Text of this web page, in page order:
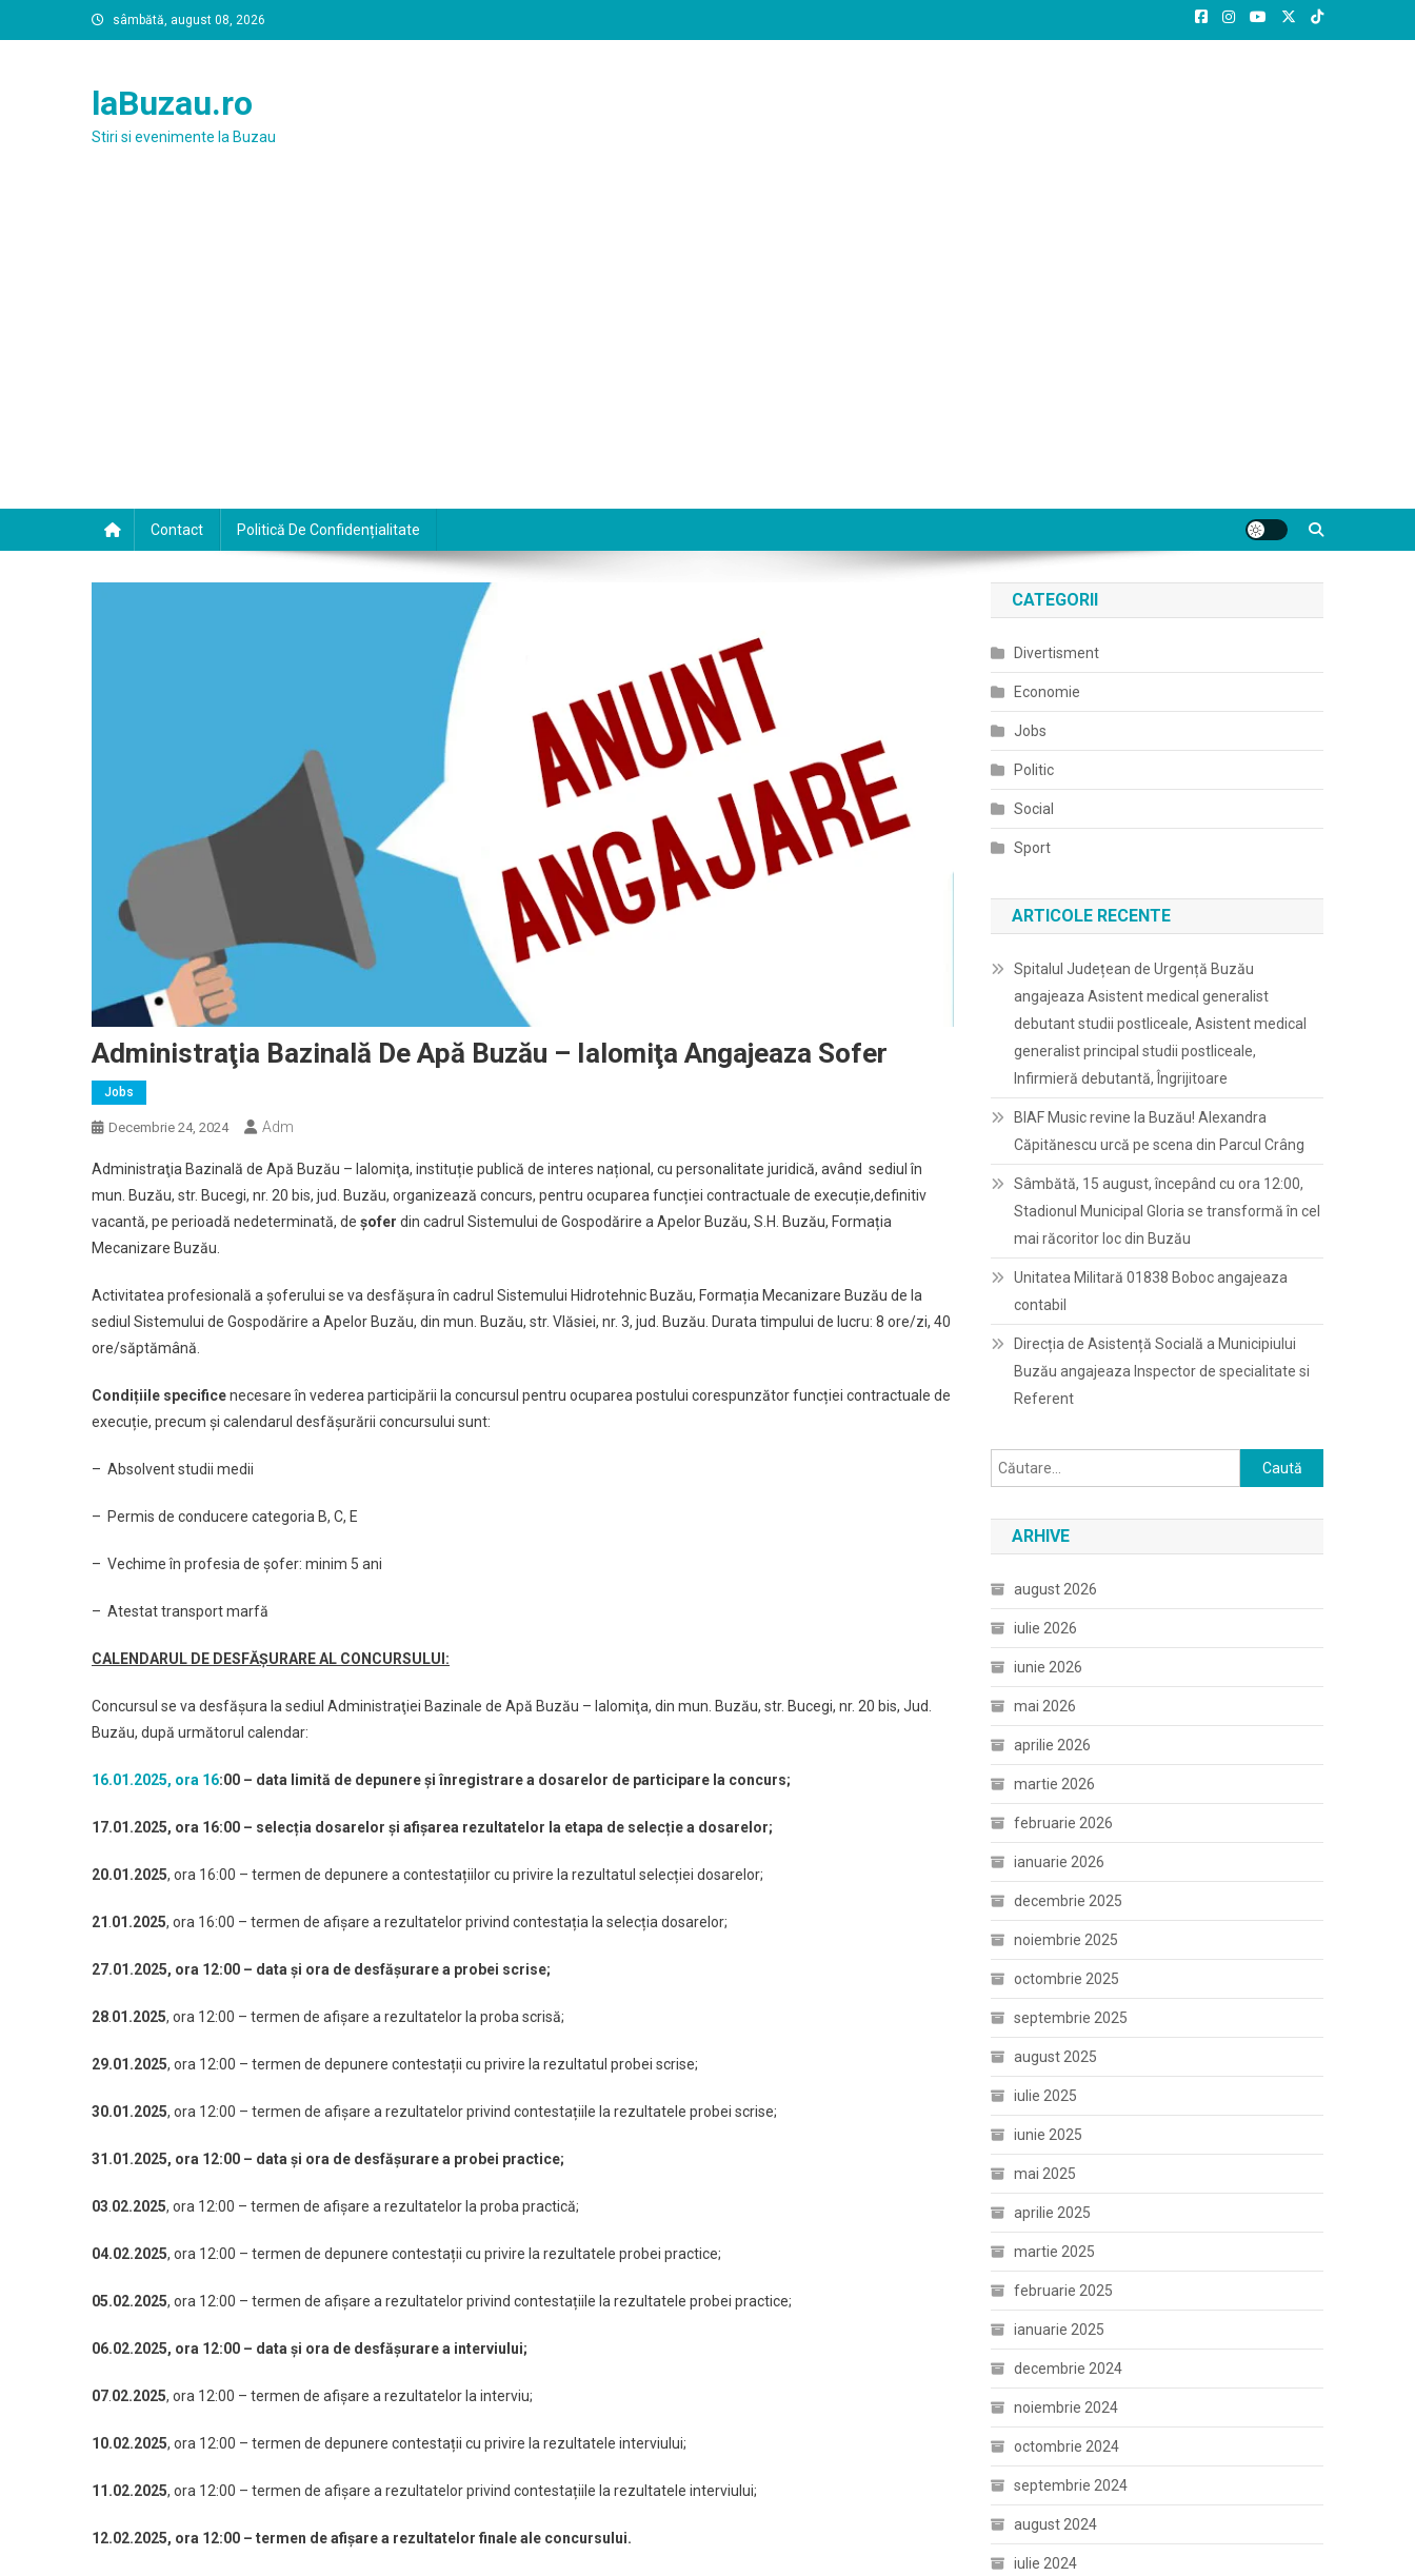
to
sâmbătă, august 08, 2026
laBuzau.ro
Stiri si evenimente la Buzau
Contact Politică De Confidențialitate
Administraţia Bazinală De Apă Buzău – Ialomiţa Angajeaza Sofer
Jobs
Decembrie 24, 2024 Adm
Administraţia Bazinală de Apă Buzău – Ialomiţa, instituție publică de interes național, cu personalitate juridică, având sediul în
mun. Buzău, str. Bucegi, nr. 20 bis, jud. Buzău, organizează concurs, pentru ocuparea funcției contractuale de execuție,definitiv
vacantă, pe perioadă nedeterminată, de șofer din cadrul Sistemului de Gospodărire a Apelor Buzău, S.H. Buzău, Formația
Mecanizare Buzău.
Activitatea profesională a șoferului se va desfășura în cadrul Sistemului Hidrotehnic Buzău, Formația Mecanizare Buzău de la
sediul Sistemului de Gospodărire a Apelor Buzău, din mun. Buzău, str. Vlăsiei, nr. 3, jud. Buzău. Durata timpului de lucru: 8 ore/zi, 40
ore/săptămână.
Condițiile specificenecesare în vederea participării la concursul pentru ocuparea postului corespunzător funcției contractuale de
execuție, precum și calendarul desfășurării concursului sunt:
– Absolvent studii medii
– Permis de conducere categoria B, C, E
– Vechime în profesia de șofer: minim 5 ani
– Atestat transport marfă
CALENDARUL DE DESFĂȘURARE AL CONCURSULUI:
Concursul se va desfăşura la sediul Administraţiei Bazinale de Apă Buzău – Ialomiţa, din mun. Buzău, str. Bucegi, nr. 20 bis, Jud.
Buzău, după următorul calendar:
16.01.2025, ora 16:00 – data limită de depunere și înregistrare a dosarelor de participare la concurs;
17.01.2025, ora 16:00 – selecția dosarelor și afișarea rezultatelor la etapa de selecție a dosarelor;
20.01.2025, ora 16:00 – termen de depunere a contestațiilor cu privire la rezultatul selecției dosarelor;
21 01.2025, ora 16:00 – termen de afișare a rezultatelor privind contestația la selecția dosarelor;
27.01.2025, ora 12:00 – data și ora de desfășurare a probei scrise;
28 01.2025, ora 12:00 – termen de afișare a rezultatelor la proba scrisă;
29.01.2025, ora 12:00 – termen de depunere contestații cu privire la rezultatul probei scrise;
30.01 .2025, ora 12:00 – termen de afișare a rezultatelor privind contestațiile la rezultatele probei scrise;
31.01.2025, ora 12:00 – data și ora de desfășurare a probei practice;
03 02.2025, ora 12:00 – termen de afișare a rezultatelor la proba practică;
04.02.2025, ora 12:00 – termen de depunere contestații cu privire la rezultatele probei practice;
05.02.2025, ora 12:00 – termen de afișare a rezultatelor privind contestațiile la rezultatele probei practice;
06.02.2025, ora 12:00 – data și ora de desfășurare a interviului;
07 02.2025, ora 12:00 – termen de afișare a rezultatelor la interviu;
10.02.2025, ora 12:00 – termen de depunere contestații cu privire la rezultatele interviului;
11.02.2025, ora 12:00 – termen de afișare a rezultatelor privind contestațiile la rezultatele interviului;
12.02.2025, ora 12:00 – termen de afișare a rezultatelor finale ale concursului.
CATEGORII
Divertisment
Economie
Jobs
Politic
Social
Sport
ARTICOLE RECENTE
Spitalul Județean de Urgență Buzău
angajeaza Asistent medical generalist
debutant studii postliceale, Asistent medical
generalist principal studii postliceale,
Infirmieră debutantă, Îngrijitoare
BIAF Music revine la Buzău! Alexandra
Căpitănescu urcă pe scena din Parcul Crâng
Sâmbătă, 15 august, începând cu ora 12:00,
Stadionul Municipal Gloria se transformă în cel
mai răcoritor loc din Buzău
Unitatea Militară 01838 Boboc angajeaza
contabil
Direcția de Asistență Socială a Municipiului
Buzău angajeaza Inspector de specialitate si
Referent
Caută
după:
ARHIVE
august 2026
iulie 2026
iunie 2026
mai 2026
aprilie 2026
martie 2026
februarie 2026
ianuarie 2026
decembrie 2025
noiembrie 2025
octombrie 2025
septembrie 2025
august 2025
iulie 2025
iunie 2025
mai 2025
aprilie 2025
martie 2025
februarie 2025
ianuarie 2025
decembrie 2024
noiembrie 2024
octombrie 2024
septembrie 2024
august 2024
iulie 2024